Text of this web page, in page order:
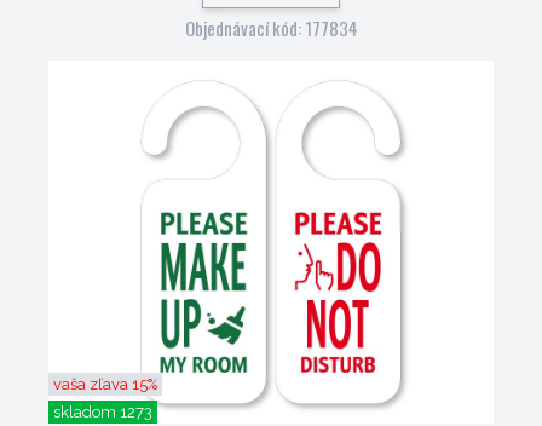
Objednávací kód: 177834
vaša zľava 15%
skladom 1273